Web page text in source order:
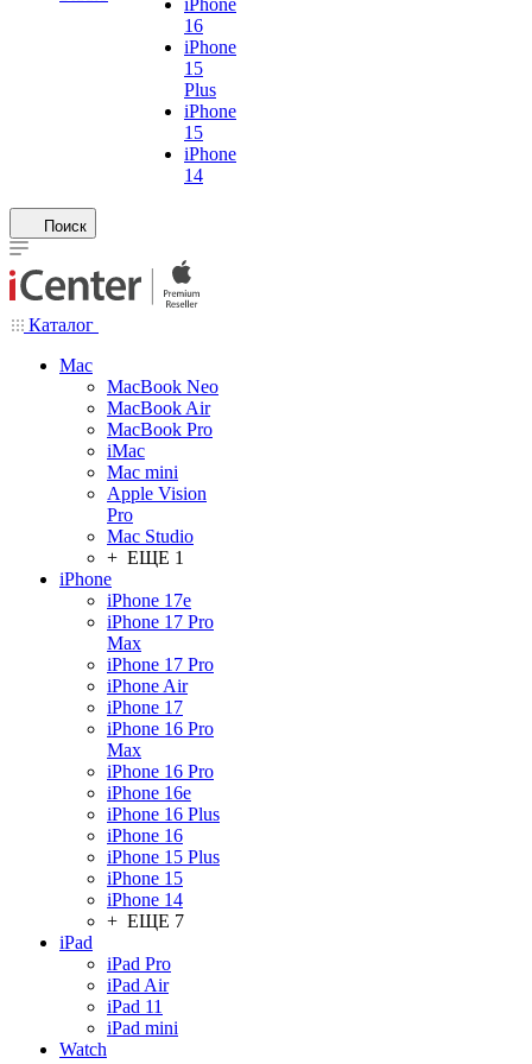
iPhone
16
iPhone
15
Plus
iPhone
15
iPhone
14
Поиск
Каталог
Mac
MacBook Neo
MacBook Air
MacBook Pro
iMac
Mac mini
Apple Vision
Pro
Mac Studio
+ ЕЩЕ 1
iPhone
iPhone 17e
iPhone 17 Pro
Max
iPhone 17 Pro
iPhone Air
iPhone 17
iPhone 16 Pro
Max
iPhone 16 Pro
iPhone 16e
iPhone 16 Plus
iPhone 16
iPhone 15 Plus
iPhone 15
iPhone 14
+ ЕЩЕ 7
iPad
iPad Pro
iPad Air
iPad 11
iPad mini
Watch